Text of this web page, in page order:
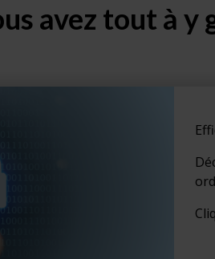
avez tout à y